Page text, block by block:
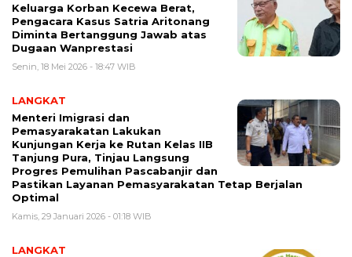
Keluarga Korban Kecewa Berat,
Pengacara Kasus Satria Aritonang
Diminta Bertanggung Jawab atas
Dugaan Wanprestasi
Senin, 18 Mei 2026 - 18:47 WIB
LANGKAT
Menteri Imigrasi dan
Pemasyarakatan Lakukan
Kunjungan Kerja ke Rutan Kelas IIB
Tanjung Pura, Tinjau Langsung
Progres Pemulihan Pascabanjir dan
Pastikan Layanan Pemasyarakatan Tetap Berjalan
Optimal
Kamis, 29 Januari 2026 - 01:18 WIB
LANGKAT